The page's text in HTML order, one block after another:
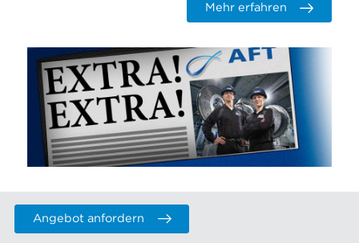
Mehr erfahren
Angebot anfordern